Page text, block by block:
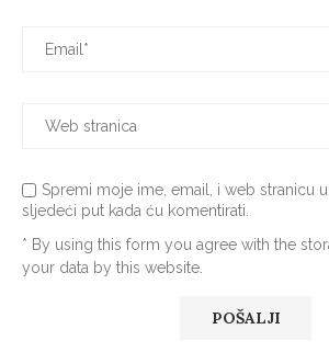
Spremi moje ime, email, i web stranicu
sljedeći put kada ću komentirati.
* By using this form you agree with the
your data by this website.